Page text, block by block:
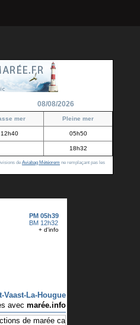
08/08/2026
mer Pleine mer
12h40 05h50
18h32
de Aviabag Météorem ne remplaçant pas les